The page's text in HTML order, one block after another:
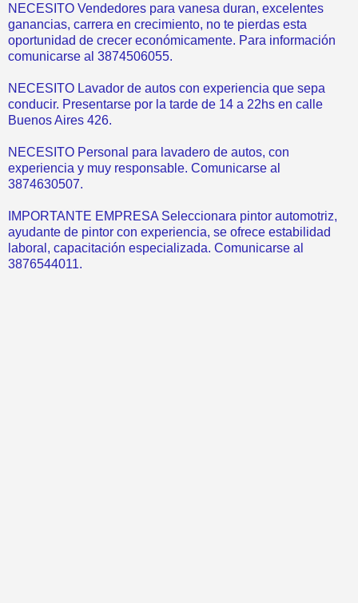
NECESITO Vendedores para vanesa duran, excelentes
ganancias, carrera en crecimiento, no te pierdas esta
oportunidad de crecer económicamente. Para información
comunicarse al 3874506055.
NECESITO Lavador de autos con experiencia que sepa
conducir. Presentarse por la tarde de 14 a 22hs en calle
Buenos Aires 426.
NECESITO Personal para lavadero de autos, con
experiencia y muy responsable. Comunicarse al
3874630507.
IMPORTANTE EMPRESA Seleccionara pintor automotriz,
ayudante de pintor con experiencia, se ofrece estabilidad
laboral, capacitación especializada. Comunicarse al
3876544011.